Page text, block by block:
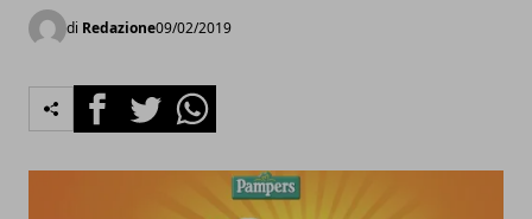
di Redazione09/02/2019
FacebookTwitterWhatsapp